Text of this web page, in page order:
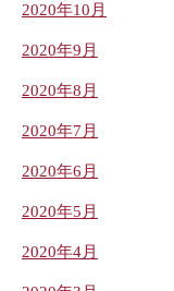
2020年10月
2020年9月
2020年8月
2020年7月
2020年6月
2020年5月
2020年4月